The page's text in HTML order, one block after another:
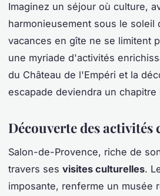
Imaginez un séjour où culture,
harmonieusement sous le
vacances en gîte ne se limitent
une myriade d'activités
du Château de l'Empéri et la
escapade deviendra un
Découverte des
Salon-de-Provence, riche de
travers ses visites culturelles.
imposante, renferme un musée